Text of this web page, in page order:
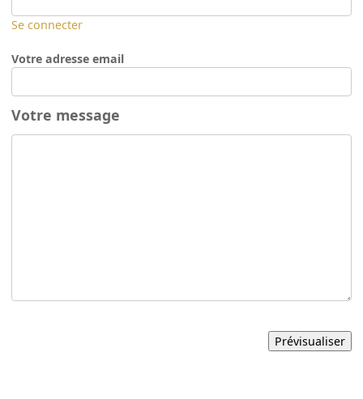
Se connecter
Votre adresse email
Votre message